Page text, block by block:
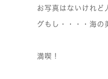
お写真はないけれど
グもし・・・・海の
満喫！